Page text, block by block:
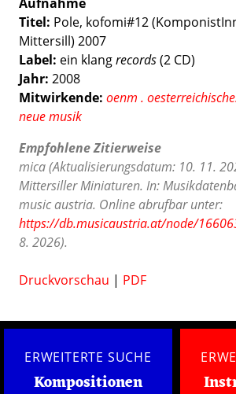
Titel: Pole, kofomi#12
Mittersill) 2007
Label: ein klangrecords(2 CD)
Jahr: 2008
Mitwirkende: oenm .
neue musik
Empfohlene Zitierweise
mica (Aktualisierungsdatum: 10. 11.
Mittersiller Miniaturen. In:
music austria. Online abrufbar unter:
https://db.musicaustria.at/node/
8. 2026).
Druckvorschau | PDF
ERWEITERTE SUCHE
Kompositionen